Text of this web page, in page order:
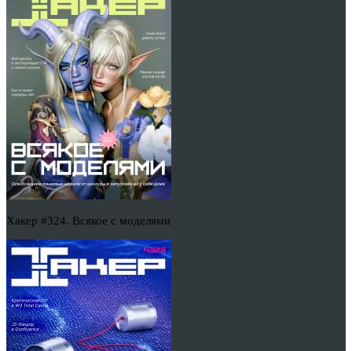
Хакер #324. Всякое с моделями